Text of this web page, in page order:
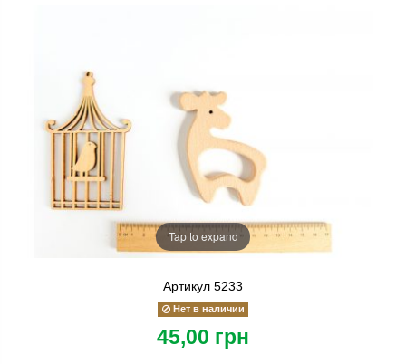
Tap to expand
Артикул 5233
Нет в наличии
45,00 грн